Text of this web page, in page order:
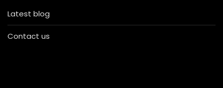
Latest blog
Contact us